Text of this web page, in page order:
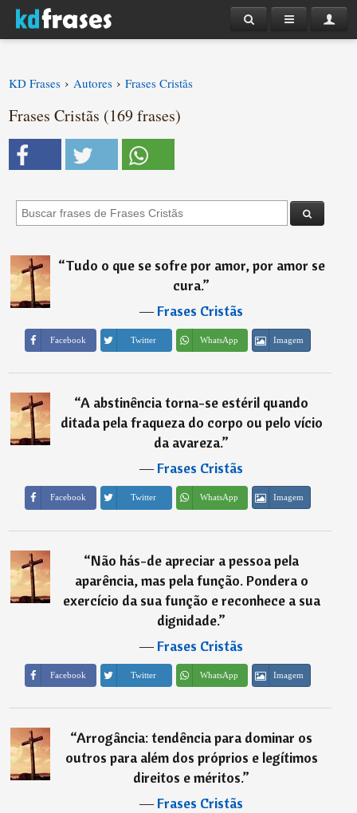
KD Frases › Autores › Frases Cristãs
Frases Cristãs (169 frases)
“Tudo o que se sofre por amor, por amor se
cura.”
―Frases Cristãs
Facebook Twitter WhatsApp Imagem
“A abstinência torna-se estéril quando
ditada pela fraqueza do corpo ou pelo vício
da avareza.”
―Frases Cristãs
Facebook Twitter WhatsApp Imagem
“Não hás-de apreciar a pessoa pela
aparência, mas pela função. Pondera o
exercício da sua função e reconhece a sua
dignidade.”
―Frases Cristãs
Facebook Twitter WhatsApp Imagem
“Arrogância: tendência para dominar os
outros para além dos próprios e legítimos
direitos e méritos.”
―Frases Cristãs